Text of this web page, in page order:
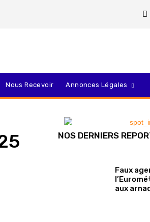
Nous Recevoir Annonces Légales
NOS DERNIERS
Faux
aux